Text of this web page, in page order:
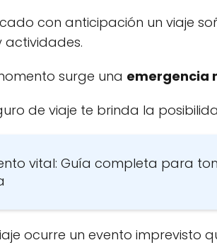
con anticipación un viaje
actividades.
surge una emergencia
de viaje te brinda la
vital: Guía completa para
ocurre un evento imprevisto